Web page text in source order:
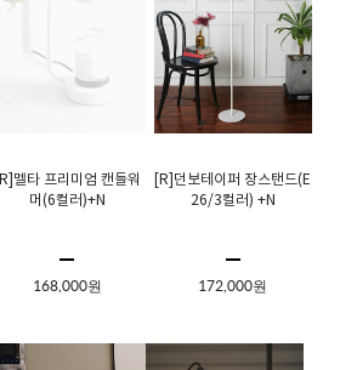
[R]멜타 프리미엄 캔들워
머(6컬러)+N
168,000원
[R]던보테이퍼 장스탠드(E
26/3컬러) +N
172,000원